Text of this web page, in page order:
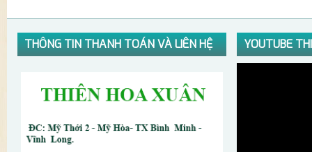
THÔNG TIN THANH TOÁN VÀ LIÊN HỆ YOUTUBE